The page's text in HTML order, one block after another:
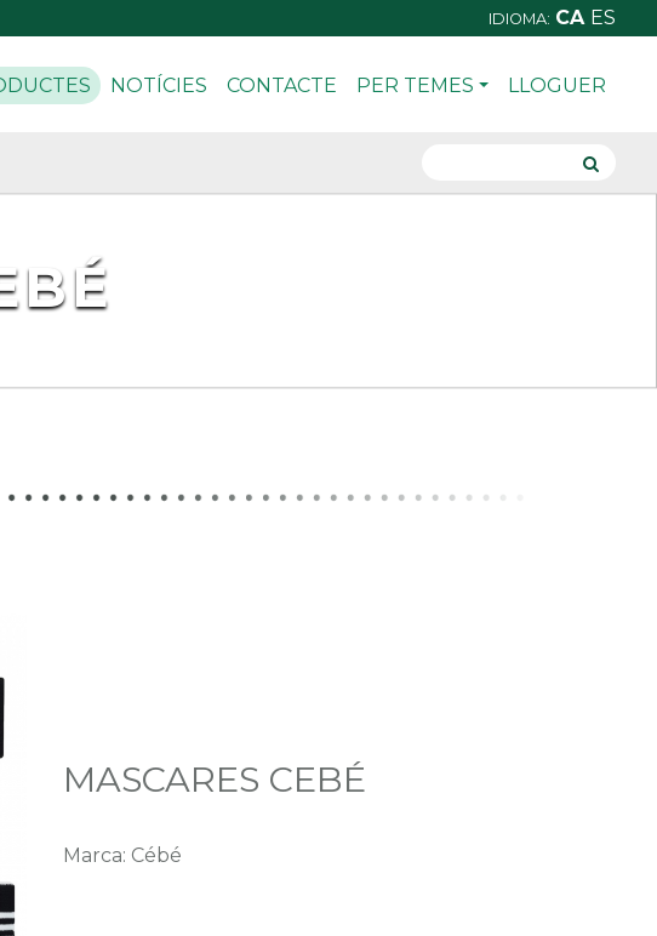
IDIOMA: CA ES
NOTÍCIES CONTACTE PER TEMES LLOGUER
MASCARES CEBÉ
Marca: Cébé